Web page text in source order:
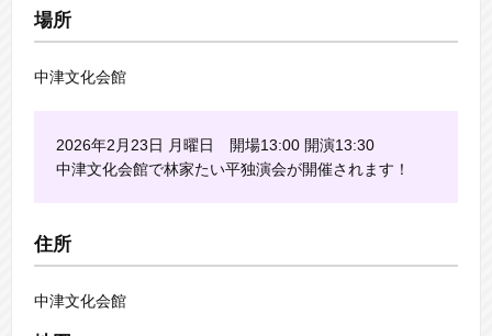
場所
中津文化会館
2026年2月23日 月曜日 開場13:00 開演13:30
中津文化会館で林家たい平独演会が開催されます！
住所
中津文化会館